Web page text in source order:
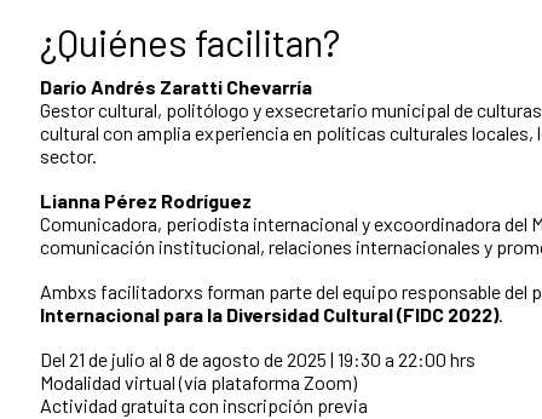
¿Quiénes facilitan?
Darío Andrés Zaratti Chevarría
Gestor cultural, politólogo y exsecretario municipal de
cultural con amplia experiencia en políticas culturales
sector.
Lianna Pérez Rodríguez
Comunicadora, periodista internacional y excoordinadora del
comunicación institucional, relaciones internacionales y
Ambxs facilitadorxs forman parte del equipo responsable del
Internacional para la Diversidad Cultural (FIDC 2022).
Del 21 de julio al 8 de agosto de 2025 | 19:30 a 22:00 hrs
Modalidad virtual (vía plataforma Zoom)
Actividad gratuita con inscripción previa